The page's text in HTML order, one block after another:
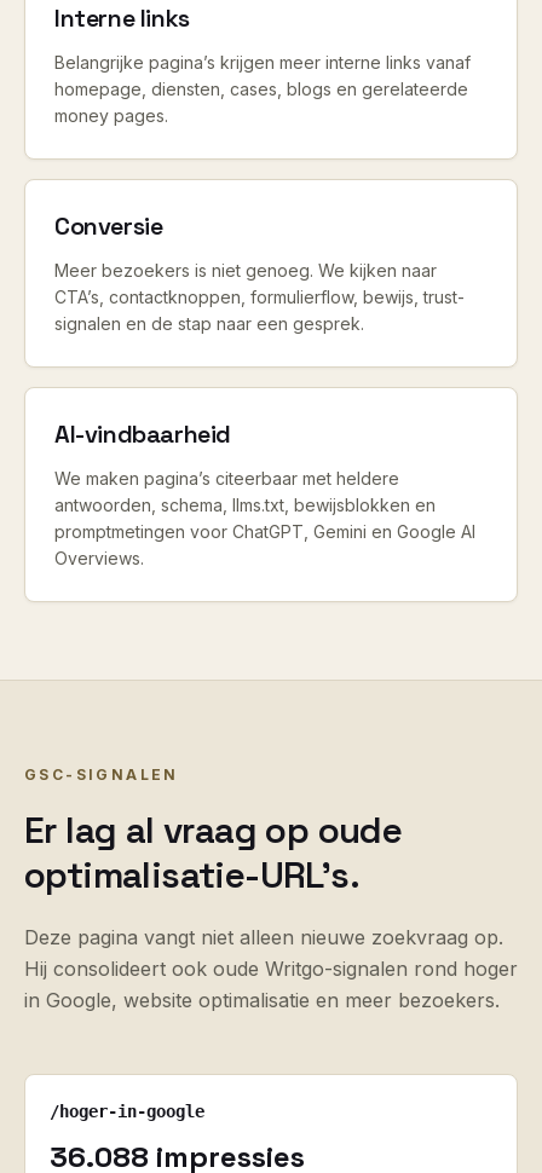
Interne links
Belangrijke pagina’s krijgen meer interne links vanaf
homepage, diensten, cases, blogs en gerelateerde
money pages.
Conversie
Meer bezoekers is niet genoeg. We kijken naar
CTA’s, contactknoppen, formulierflow, bewijs, trust-
signalen en de stap naar een gesprek.
AI-vindbaarheid
We maken pagina’s citeerbaar met heldere
antwoorden, schema, llms.txt, bewijsblokken en
promptmetingen voor ChatGPT, Gemini en Google AI
Overviews.
GSC-SIGNALEN
Er lag al vraag op oude
optimalisatie-URL’s.
Deze pagina vangt niet alleen nieuwe zoekvraag op.
Hij consolideert ook oude Writgo-signalen rond hoger
in Google, website optimalisatie en meer bezoekers.
/hoger-in-google
36.088 impressies